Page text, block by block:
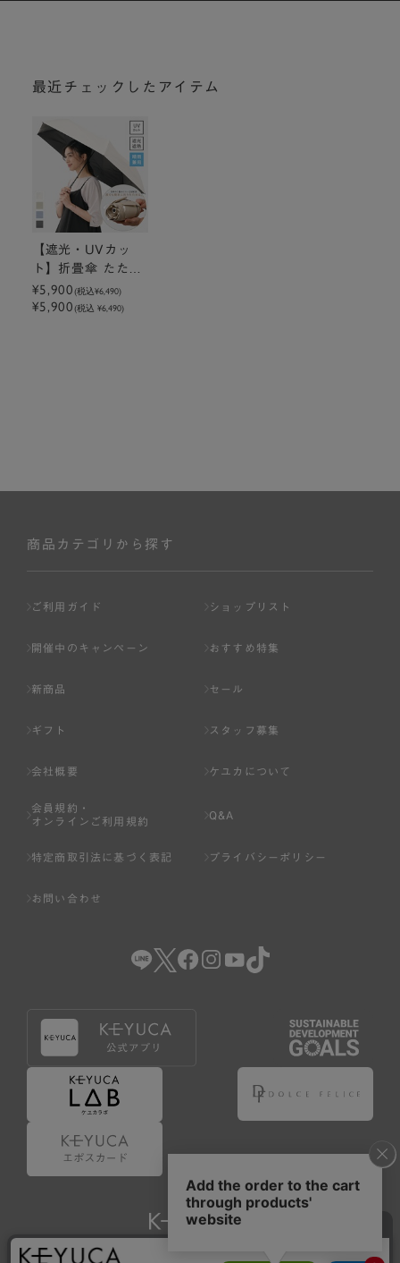
最近チェックしたアイテム
【遮光・UVカッ
ト】折畳傘 たたみ
やすい遮光55cm
¥5,900(税込¥6,490)
¥5,900(税込 ¥6,490)
商品カテゴリから探す
ご利用ガイド ショップリスト
開催中のキャンペーン おすすめ特集
新商品 セール
ギフト スタッフ募集
会社概要 ケユカについて
会員規約・
オンラインご利用規約
Q&A
特定商取引法に基づく表記 プライバシーポリシー
お問い合わせ